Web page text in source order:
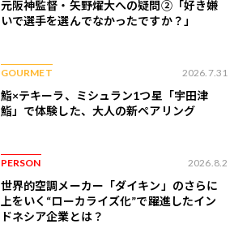
元阪神監督・矢野燿大への疑問②「好き嫌
いで選手を選んでなかったですか？」
GOURMET 2026.7.31
鮨×テキーラ、ミシュラン1つ星「宇田津
鮨」で体験した、大人の新ペアリング
PERSON 2026.8.2
世界的空調メーカー「ダイキン」のさらに
上をいく“ローカライズ化”で躍進したイン
ドネシア企業とは？